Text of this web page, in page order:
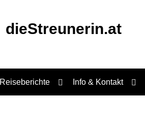
dieStreunerin.at
Reiseberichte Info & Kontakt